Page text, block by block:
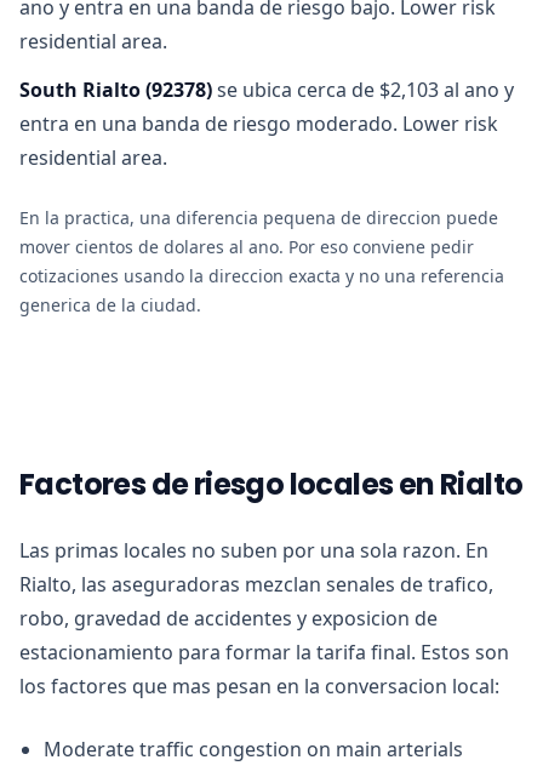
ano y entra en una banda de riesgo bajo. Lower risk
residential area.
South Rialto(92378)se ubica cerca de $2,103 al ano y
entra en una banda de riesgo moderado. Lower risk
residential area.
En la practica, una diferencia pequena de direccion puede
mover cientos de dolares al ano. Por eso conviene pedir
cotizaciones usando la direccion exacta y no una referencia
generica de la ciudad.
Factores de riesgo locales en Rialto
Las primas locales no suben por una sola razon. En
Rialto, las aseguradoras mezclan senales de trafico,
robo, gravedad de accidentes y exposicion de
estacionamiento para formar la tarifa final. Estos son
los factores que mas pesan en la conversacion local:
Moderate traffic congestion on main arterials